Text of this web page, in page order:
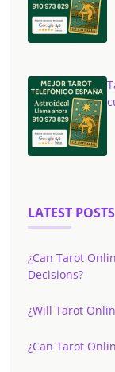
LATEST POSTS
¿Can Tarot
Decisions?
¿Will Tarot
¿Can Tarot